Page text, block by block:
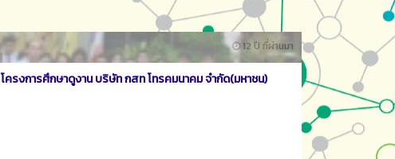
12 ปี ที่ผ่านมา
โครงการศึกษาดูงาน บริษัท กสท โทรคมนาคม จำกัด(มหาชน)